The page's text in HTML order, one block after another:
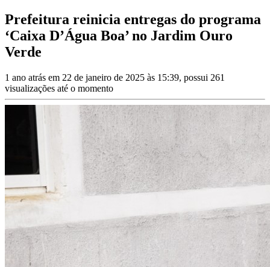
Prefeitura reinicia entregas do programa
‘Caixa D’Água Boa’ no Jardim Ouro
Verde
1 ano atrás em 22 de janeiro de 2025 às 15:39, possui 261
visualizações até o momento